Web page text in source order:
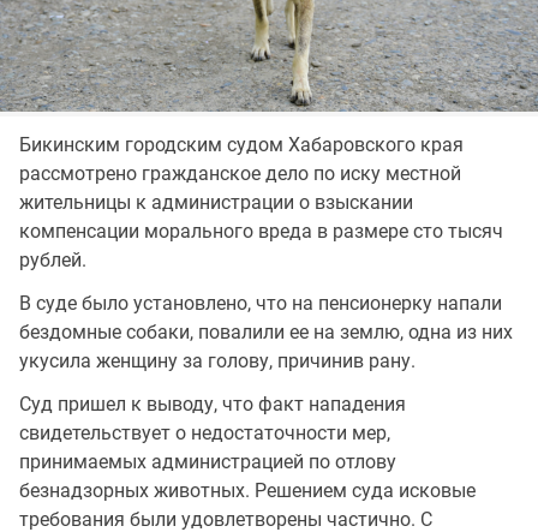
Бикинским городским судом Хабаровского края
рассмотрено гражданское дело по иску местной
жительницы к администрации о взыскании
компенсации морального вреда в размере сто тысяч
рублей.
В суде было установлено, что на пенсионерку напали
бездомные собаки, повалили ее на землю, одна из них
укусила женщину за голову, причинив рану.
Суд пришел к выводу, что факт нападения
свидетельствует о недостаточности мер,
принимаемых администрацией по отлову
безнадзорных животных. Решением суда исковые
требования были удовлетворены частично. С